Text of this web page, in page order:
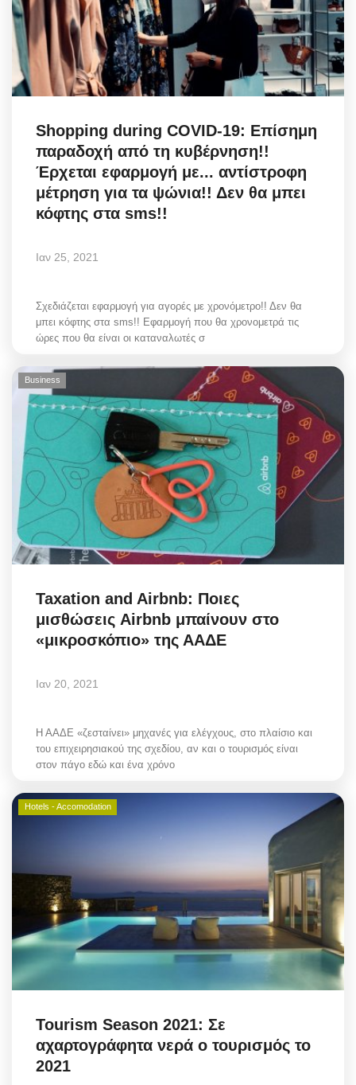
Shopping during COVID-19: Επίσημη
παραδοχή από τη κυβέρνηση!!
Έρχεται εφαρμογή με... αντίστροφη
μέτρηση για τα ψώνια!! Δεν θα μπει
κόφτης στα sms!!
Ιαν 25, 2021
Σχεδιάζεται εφαρμογή για αγορές με χρονόμετρο!! Δεν θα
μπει κόφτης στα sms!! Εφαρμογή που θα χρονομετρά τις
ώρες που θα είναι οι καταναλωτές σ
Business
Taxation and Airbnb: Ποιες
μισθώσεις Airbnb μπαίνουν στο
«μικροσκόπιο» της ΑΑΔΕ
Ιαν 20, 2021
Η ΑΑΔΕ «ζεσταίνει» μηχανές για ελέγχους, στο πλαίσιο και
του επιχειρησιακού της σχεδίου, αν και ο τουρισμός είναι
στον πάγο εδώ και ένα χρόνο
Hotels - Accomodation
Tourism Season 2021: Σε
αχαρτογράφητα νερά ο τουρισμός το
2021